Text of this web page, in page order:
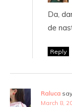
Da,
de
Reply
Raluca
March 8,